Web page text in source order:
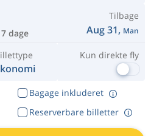
7 dage
Tilbage
Aug 31, Man
Kun direkte fly
Bagage inkluderet
Reserverbare billetter